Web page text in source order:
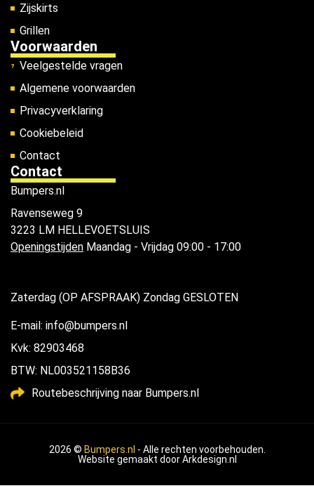
Zijskirts
Grillen
Voorwaarden
Veelgestelde vragen
Algemene voorwaarden
Privacyverklaring
Cookiebeleid
Contact
Contact
Bumpers.nl
Ravenseweg 9
3223 LM HELLEVOETSLUIS
Openingstijden Maandag - Vrijdag 09:00 - 17:00
Zaterdag (OP AFSPRAAK) Zondag GESLOTEN
E-mail: info@bumpers.nl
Kvk: 82903468
BTW: NL003521158B36
Routebeschrijving naar Bumpers.nl
2026 © Bumpers.nl - Alle rechten voorbehouden.
Website gemaakt doorArkdesign.nl